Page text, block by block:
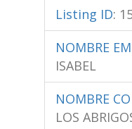
Listing ID:
NOMBRE
ISABEL
NOMBRE
LOS